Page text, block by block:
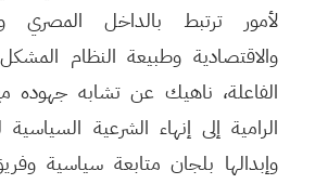
لأمور ترتبط بالداخل المصري
والاقتصادية وطبيعة النظام
الفاعلة، ناهيك عن تشابه جهوده
الرامية إلى إنهاء الشرعية
وإبدالها بلجان متابعة سياسية